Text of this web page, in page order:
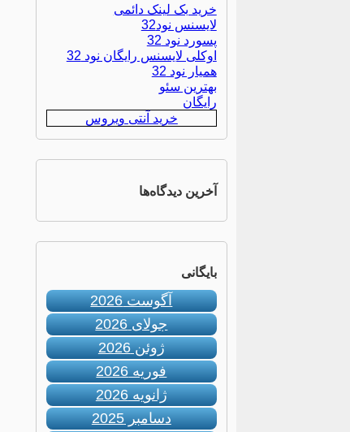
خرید بک لینک دائمی
لایسنس نود32
پسورد نود 32
اوکلی لایسنس رایگان نود 32
همیار نود 32
بهترین سئو
رایگان
خرید آنتی ویروس
آخرین دیدگاه‌ها
بایگانی
آگوست 2026
جولای 2026
ژوئن 2026
فوریه 2026
ژانویه 2026
دسامبر 2025